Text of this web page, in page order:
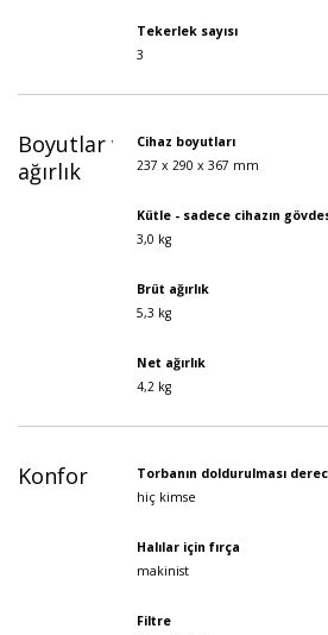
Tekerlek sayısı
3
Boyutlar ve
ağırlık
Cihaz boyutları
237 x 290 x 367 mm
Kütle - sadece cihazın
3,0 kg
Brüt ağırlık
5,3 kg
Net ağırlık
4,2 kg
Konfor
Torbanın doldurulması
hiç kimse
Halılar için fırça
makinist
Filtre